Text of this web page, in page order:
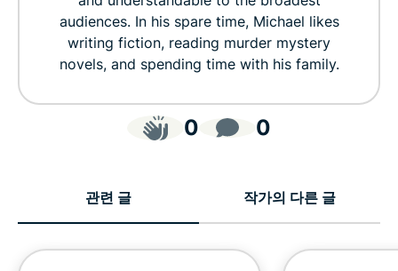
audiences. In his spare time, Michael likes
writing fiction, reading murder mystery
novels, and spending time with his family.
0 0
관련 글 작가의 다른 글